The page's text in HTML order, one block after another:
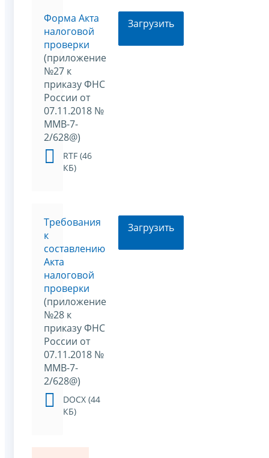
Форма Акта
налоговой
проверки
(приложение
№27 к
приказу ФНС
России от
07.11.2018 №
ММВ-7-
2/628@)
RTF (46
КБ)
Загрузить
Требования
к
составлению
Акта
налоговой
проверки
(приложение
№28 к
приказу ФНС
России от
07.11.2018 №
ММВ-7-
2/628@)
DOCX (44
КБ)
Загрузить